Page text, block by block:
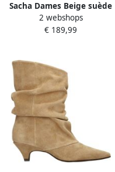
Sacha Dames Beige suède
enkellaarsjes
2 webshops
€ 189,99